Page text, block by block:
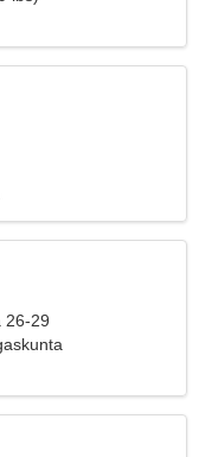
26-29